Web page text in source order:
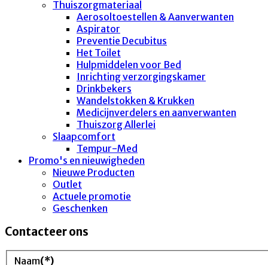
Thuiszorgmateriaal
Aerosoltoestellen & Aanverwanten
Aspirator
Preventie Decubitus
Het Toilet
Hulpmiddelen voor Bed
Inrichting verzorgingskamer
Drinkbekers
Wandelstokken & Krukken
Medicijnverdelers en aanverwanten
Thuiszorg Allerlei
Slaapcomfort
Tempur-Med
Promo's en nieuwigheden
Nieuwe Producten
Outlet
Actuele promotie
Geschenken
Contacteer ons
Naam(*)